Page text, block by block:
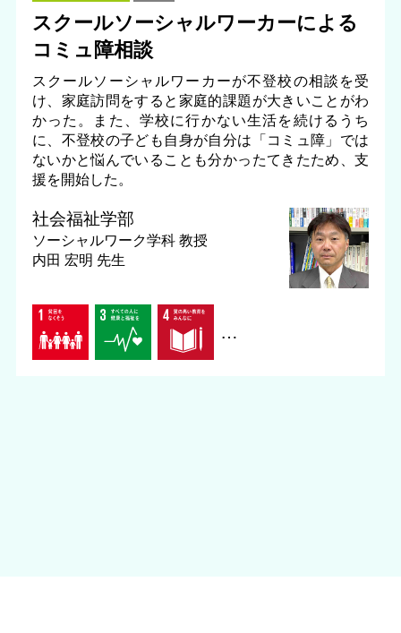
スクールソーシャルワーカーによる
コミュ障相談
スクールソーシャルワーカーが不登校の相談を受
け、家庭訪問をすると家庭的課題が大きいことがわ
かった。また、学校に行かない生活を続けるうち
に、不登校の子ども自身が自分は「コミュ障」では
ないかと悩んでいることも分かったてきたため、支
援を開始した。
社会福祉学部
ソーシャルワーク学科 教授
内田 宏明 先生
…